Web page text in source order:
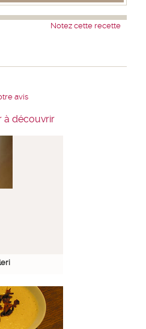
Notez cette recette
avis
à découvrir